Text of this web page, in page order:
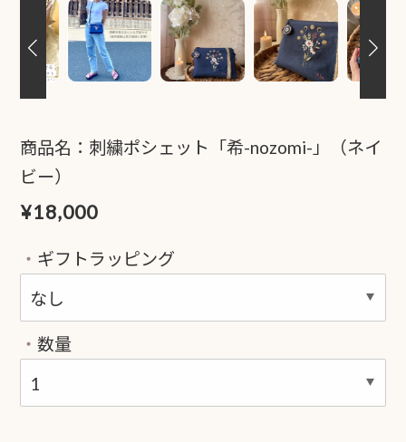
商品名：刺繍ポシェット「希-nozomi-」（ネイ
ビー）
¥18,000
ギフトラッピング
数量